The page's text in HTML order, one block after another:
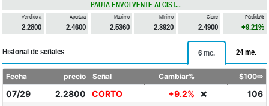
PAUTA ENVOLVENTE ALCIST...
Vendido a
2.2800
Apertura
2.4600
Máximo
2.5360
Mínimo
2.3920
Cierre
2.4900
Pérdida%
+9.21%
Historial de señales 6 me. 24 me.
Fecha precio Señal Cambiar% $100⇨
07/29 2.2800 CORTO +9.2% ❌
106